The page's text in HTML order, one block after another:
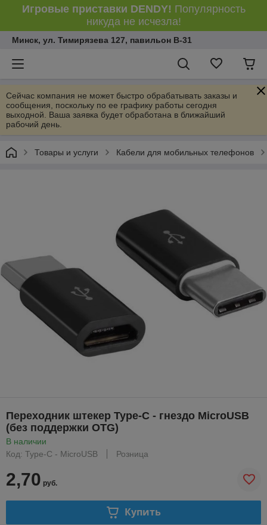
Игровые приставки DENDY! Популярность
никуда не исчезла!
Минск, ул. Тимирязева 127, павильон В-31
Сейчас компания не может быстро обрабатывать заказы и
сообщения, поскольку по ее графику работы сегодня
выходной. Ваша заявка будет обработана в ближайший
рабочий день.
Товары и услуги Кабели для мобильных телефонов
Переходник штекер Type-C - гнездо MicroUSB
(без поддержки OTG)
В наличии
Код: Type-C - MicroUSB
Розница
2,70 руб.
Купить